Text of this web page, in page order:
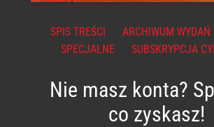
SPIS TREŚCI ARCHIWUM WYDAŃ
SPECJALNE
SUBSKRYPCJA
Nie masz konta?
co zyskasz!